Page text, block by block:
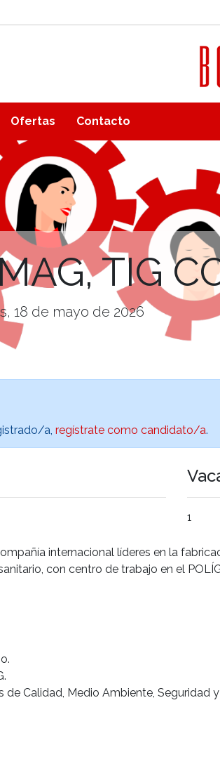
Ofertas Contacto
TIG
18 de mayo de 2026
a, regístrate como candidato/a.
1
internacional líderes en la
con centro de trabajo en el
Calidad, Medio Ambiente, Seguridad y